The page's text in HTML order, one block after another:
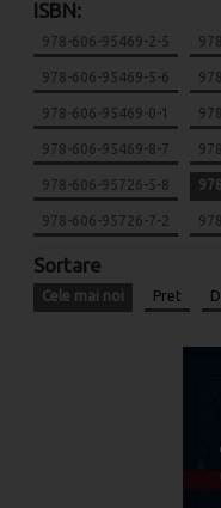
ISBN:
978-606-95469-2-5
978-606-95469-5-6
978-606-95469-0-1
978-606-95469-8-7
978-606-95726-5-8
978-606-95726-7-2
Sortare
Cele mai noi Pret